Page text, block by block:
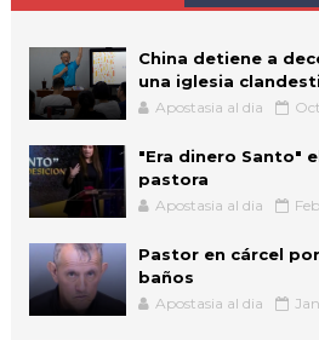
China detiene a
una iglesia
Apostasia al dia
"Era dinero Santo"
pastora
Apostasia al dia
Pastor en cárcel
baños
Apostasia al dia